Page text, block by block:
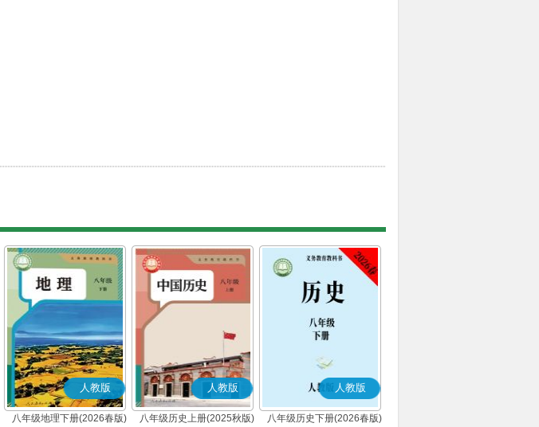
人教版
八年级地理下册(2026春版)
人教版
八年级历史上册(2025秋版)
人教版
八年级历史下册(2026春版)